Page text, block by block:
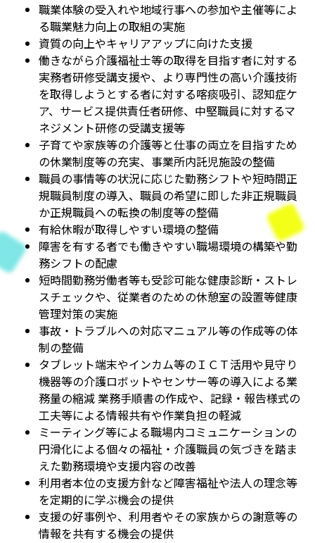
職業体験の受入れや地域行事への参加や主催等によ
る職業魅力向上の取組の実施
資質の向上やキャリアアップに向けた支援
働きながら介護福祉士等の取得を目指す者に対する
実務者研修受講支援や、より専門性の高い介護技術
を取得しようとする者に対する喀痰吸引、認知症ケ
ア、サービス提供責任者研修、中堅職員に対するマ
ネジメント研修の受講支援等
子育てや家族等の介護等と仕事の両立を目指すため
の休業制度等の充実、事業所内託児施設の整備
職員の事情等の状況に応じた勤務シフトや短時間正
規職員制度の導入、職員の希望に即した非正規職員
か正規職員への転換の制度等の整備
有給休暇が取得しやすい環境の整備
障害を有する者でも働きやすい職場環境の構築や勤
務シフトの配慮
短時間勤務労働者等も受診可能な健康診断・ストレ
スチェックや、従業者のための休憩室の設置等健康
管理対策の実施
事故・トラブルへの対応マニュアル等の作成等の体
制の整備
タブレット端末やインカム等のＩＣＴ活用や見守り
機器等の介護ロボットやセンサー等の導入による業
務量の縮減 業務手順書の作成や、記録・報告様式の
工夫等による情報共有や作業負担の軽減
ミーティング等による職場内コミュニケーションの
円滑化による個々の福祉・介護職員の気づきを踏ま
えた勤務環境や支援内容の改善
利用者本位の支援方針など障害福祉や法人の理念等
を定期的に学ぶ機会の提供
支援の好事例や、利用者やその家族からの謝意等の
情報を共有する機会の提供